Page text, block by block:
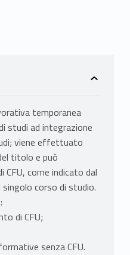
temporanea
studi ad integrazione
viene effettuato
titolo e può
CFU, come indicato dal
corso di studio.
di CFU;
senza CFU.